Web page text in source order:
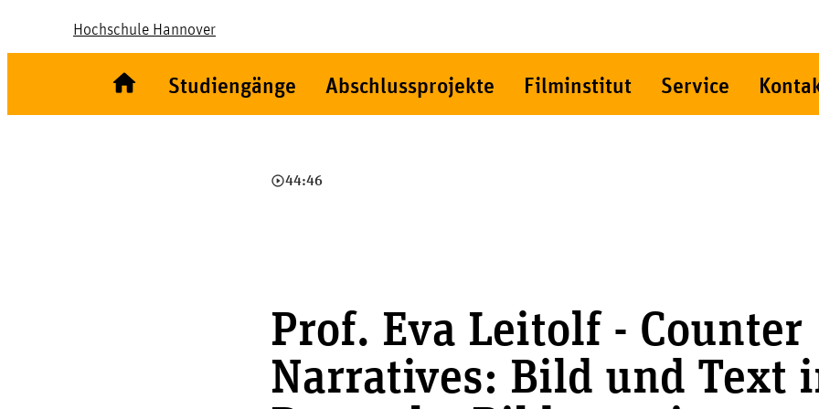
Hochschule Hannover
Studiengänge Abschlussprojekte Filminstitut Service
play_circle_outline44:46
Prof. Eva Leitolf - Counter
Narratives: Bild und Text